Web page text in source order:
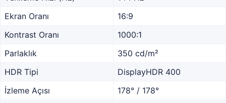
Ekran Oranı
16:9
Kontrast Oranı
1000:1
Parlaklık
350 cd/m²
HDR Tipi
DisplayHDR 400
İzleme Açısı
178° / 178°